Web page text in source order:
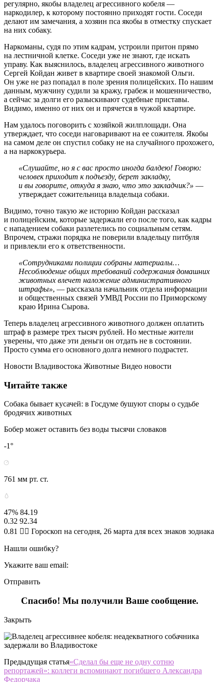
регулярно, якобы владелец агрессивного кобеля —
наркодилер, к которому постоянно приходят гости. Соседи
делают им замечания, а хозяин пса якобы в отместку спускает
на них собаку.
Наркоманы, судя по этим кадрам, устроили притон прямо
на лестничной клетке. Соседи уже не знают, где искать
управу. Как выяснилось, владелец агрессивного животного
Сергей Койдан живет в квартире своей знакомой Ольги.
Он уже не раз попадал в поле зрения полицейских. По нашим
данным, мужчину судили за кражу, грабеж и мошенничество,
а сейчас за долги его разыскивают судебные приставы.
Видимо, именно от них он и прячется в чужой квартире.
Нам удалось поговорить с хозяйкой жилплощади. Она
утверждает, что соседи наговаривают на ее сожителя. Якобы
на самом деле он спустил собаку не на случайного прохожего,
а на наркокурьера.
«Слушайте, но я с вас просто иногда балдею! Говорю:
человек приходит к подъезду, берет закладку,
и вы говорите, откуда я знаю, что это закладчик?» —
утверждает сожительница владельца собаки.
Видимо, точно такую же историю Койдан рассказал
и полицейским, которые задержали его после того, как кадры
с нападением собаки разлетелись по социальным сетям.
Впрочем, стражи порядка не поверили владельцу питбуля
и привлекли его к ответственности.
«Сотрудниками полиции собраны материалы…
Несоблюдение общих требований содержания домашних
животных влечет наложение административного
штрафы», — рассказала начальник отдела информации
и общественных связей УМВД России по Приморскому
краю Ирина Сырова.
Теперь владелец агрессивного животного должен оплатить
штраф в размере трех тысяч рублей. Но местные жители
уверены, что даже эти деньги он отдать не в состоянии.
Просто сумма его основного долга немного подрастет.
Новости Владивостока Животные Видео новости
Читайте также
Собака бывает кусачей: в Госдуме бушуют споры о судьбе
бродячих животных
Бобер может оставить без воды тысячи словаков
-1°
761 мм рт. ст.
47% 84.19
0.32 92.34
0.81 🧙‍♀ Гороскоп на сегодня, 26 марта для всех знаков зодиака
Нашли ошибку?
Укажите ваш email:
Отправить
Спасибо! Мы получили Ваше сообщение.
Закрыть
Предыдущая статья«Сделал бы еще не одну сотню
репортажей»: коллеги вспоминают погибшего Александра
Федорчака